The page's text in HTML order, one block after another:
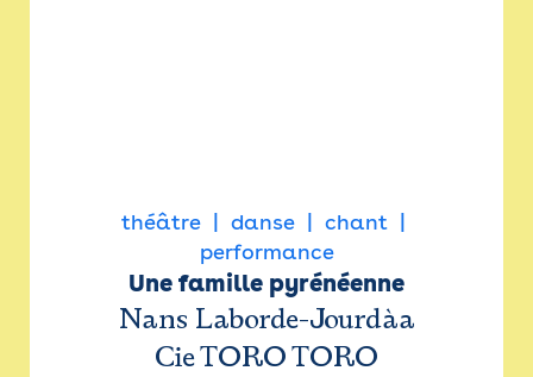
théâtre danse
chant
performance
Une famille pyrénéenne
Nans Laborde-Jourdàa
Cie TORO TORO